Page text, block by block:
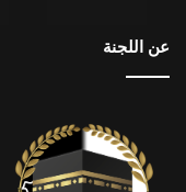
عن اللجنة